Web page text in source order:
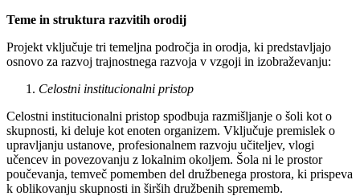
Teme in struktura razvitih orodij
Projekt vključuje tri temeljna področja in orodja, ki predstavljajo
osnovo za razvoj trajnostnega razvoja v vzgoji in izobraževanju:
Celostni institucionalni pristop
Celostni institucionalni pristop spodbuja razmišljanje o šoli kot o
skupnosti, ki deluje kot enoten organizem. Vključuje premislek o
upravljanju ustanove, profesionalnem razvoju učiteljev, vlogi
učencev in povezovanju z lokalnim okoljem. Šola ni le prostor
poučevanja, temveč pomemben del družbenega prostora, ki prispeva
k oblikovanju skupnosti in širših družbenih sprememb.